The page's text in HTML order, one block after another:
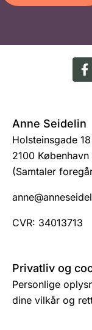
Anne Seidelin
Holsteinsgade 18
2100 København
(Samtaler
CVR: 34013713
Privatliv og
Personlige
dine vilkår og